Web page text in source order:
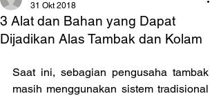
3 Alat dan Bahan yang Dapat
Dijadikan Alas Tambak dan Kolam
31 Okt 2018
Saat ini, sebagian pengusaha tambak
masih menggunakan sistem tradisional